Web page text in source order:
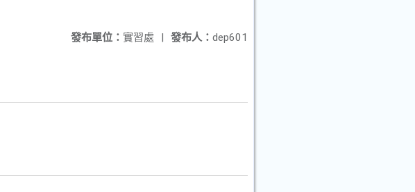
發布人： dep601
發布單位： 實習處 |